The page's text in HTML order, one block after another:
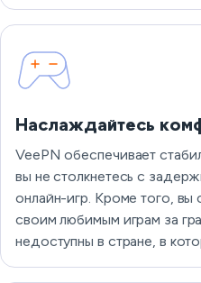
Наслаждайтесь
VeePN обеспечивает
вы не столкнетесь с
онлайн-игр. Кроме того, вы
своим любимым играм за
недоступны в стране, в